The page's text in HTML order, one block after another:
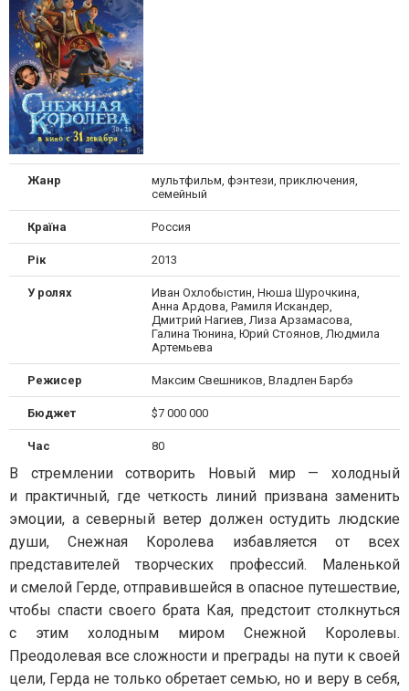
Жанр
мультфильм, фэнтези, приключения,
семейный
Країна Россия
Рік 2013
У ролях
Иван Охлобыстин, Нюша Шурочкина,
Анна Ардова, Рамиля Искандер,
Дмитрий Нагиев, Лиза Арзамасова,
Галина Тюнина, Юрий Стоянов, Людмила
Артемьева
Режисер Максим Свешников, Владлен Барбэ
Бюджет $7 000 000
Час 80
В стремлении сотворить Новый мир — холодный
и практичный, где четкость линий призвана заменить
эмоции, а северный ветер должен остудить людские
души, Снежная Королева избавляется от всех
представителей творческих профессий. Маленькой
и смелой Герде, отправившейся в опасное путешествие,
чтобы спасти своего брата Кая, предстоит столкнуться
с этим холодным миром Снежной Королевы.
Преодолевая все сложности и преграды на пути к своей
цели, Герда не только обретает семью, но и веру в себя,